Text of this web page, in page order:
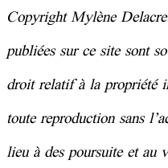
Copyright Mylène
publiées sur ce site sont
droit relatif à lapropriété
toute reproduction sans
lieu à des poursuite et au